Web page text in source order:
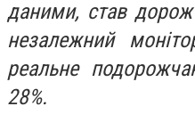
даними, став
незалежний
реальне
28%.